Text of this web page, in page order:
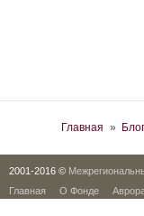
Главная »
2001-2016 ©
Главная
О Фонде